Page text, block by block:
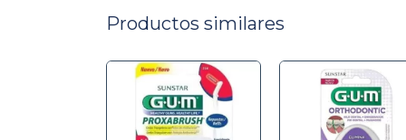
Productos similares